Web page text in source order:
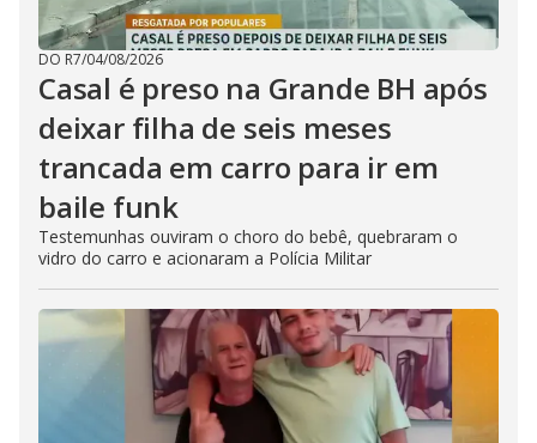
DO R7/04/08/2026
Casal é preso na Grande BH após
deixar filha de seis meses
trancada em carro para ir em
baile funk
Testemunhas ouviram o choro do bebê, quebraram o
vidro do carro e acionaram a Polícia Militar